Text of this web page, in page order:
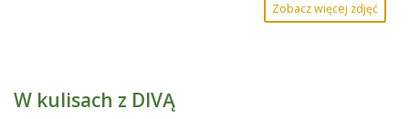
Zobacz więcej zdjęć
W kulisach z DIVĄ